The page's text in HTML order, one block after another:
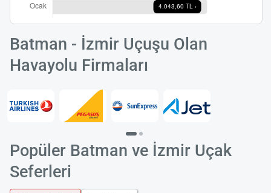
Batman - İzmir Uçuşu Olan
Havayolu Firmaları
Popüler Batman ve İzmir Uçak
Seferleri